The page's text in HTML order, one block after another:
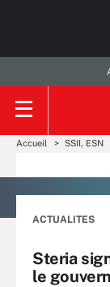
Accueil SSII, ESN
ACTUALITES
Steria
le